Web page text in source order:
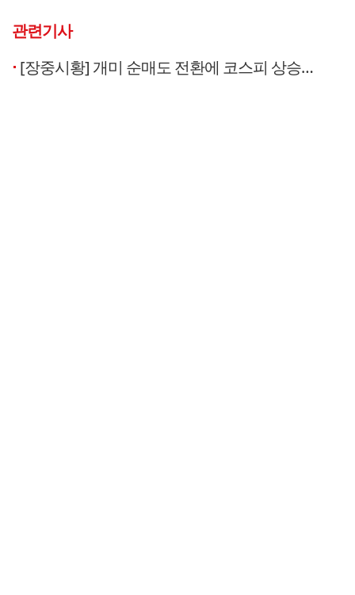
관련기사
[장중시황] 개미 순매도 전환에 코스피 상승폭 축소…4130선 등락